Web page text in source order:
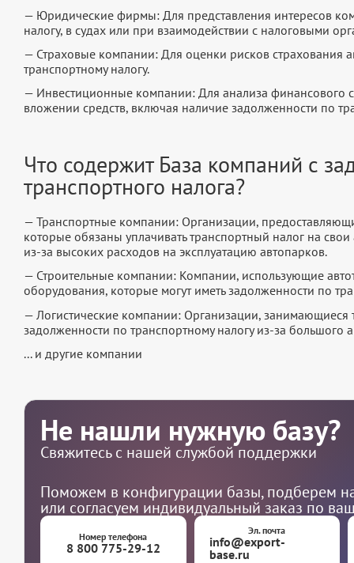
— Юридические фирмы: Для представления интересов
налогу, в судах или при взаимодействии с налоговыми
— Страховые компании: Для оценки рисков
транспортному налогу.
— Инвестиционные компании: Для анализа финансового
вложении средств, включая наличие задолженности по
Что содержит База компаний с
транспортного налога?
— Транспортные компании: Организации,
которые обязаны уплачивать транспортный налог на
из-за высоких расходов на эксплуатацию автопарков.
— Строительные компании: Компании, использующие
оборудования, которые могут иметь задолженности по
— Логистические компании: Организации, занимающиеся
задолженности по транспортному налогу из-за большого
... и другие компании
Не нашли нужную базу?
Свяжитесь с нашей службой поддержки
Поможем в конфигурации базы, подберем
или согласуем индивидуальный заказ по
Номер телефона
8 800 775-29-12
Эл. почта
info@export-
base.ru